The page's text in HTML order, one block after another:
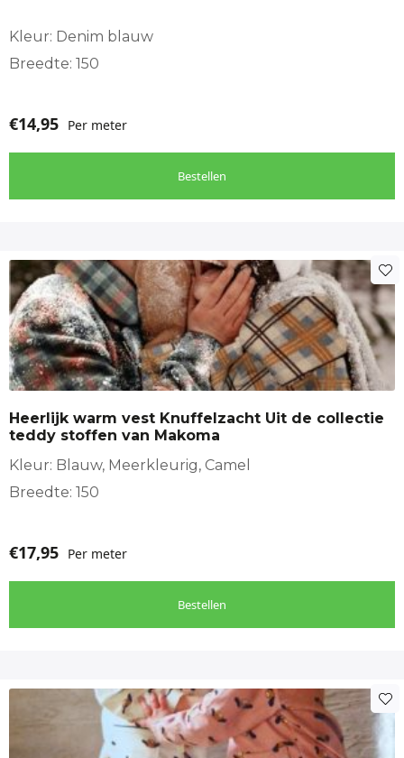
Kleur: Denim blauw
Breedte: 150
€14,95 Per meter
Bestellen
Heerlijk warm vest Knuffelzacht Uit de collectie
teddy stoffen van Makoma
Kleur: Blauw, Meerkleurig, Camel
Breedte: 150
€17,95 Per meter
Bestellen